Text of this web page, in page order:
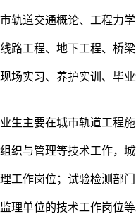
轨道交通概论、工程力
路工程、地下工程、桥
场实习、养护实训、毕
生主要在城市轨道工程
织与管理等技术工作，
工作岗位；试验检测部
理单位的技术工作岗位等